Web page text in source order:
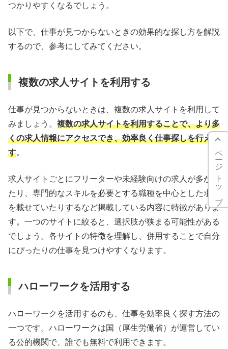
つかりやすくなるでしょう。
以下で、仕事が見つからないときの効果的な探し方を解説
するので、参考にしてみてください。
複数の求人サイトを利用する
仕事が見つからないときは、複数の求人サイトを利用して
みましょう。 複数の求人サイトを利用することで、より多
くの求人情報にアクセスでき、効率良く仕事探しを行えま
す。
求人サイトごとにフリーターや未経験向けの求人が多かっ
たり、専門的なスキルを必要とする職種を中心とした求人
を載せていたりするなど掲載している内容に特徴がありま
す。一つのサイトに絞ると、選択肢が狭まる可能性がある
でしょう。各サイトの特徴を理解し、併用することで自分
にぴったりの仕事を見つけやすくなります。
ハローワークを活用する
ハローワークを活用するのも、仕事を効率良く探す方法の
一つです。ハローワークは国（厚生労働省）が運営してい
る公的機関で、誰でも無料で利用できます。
ページトップ